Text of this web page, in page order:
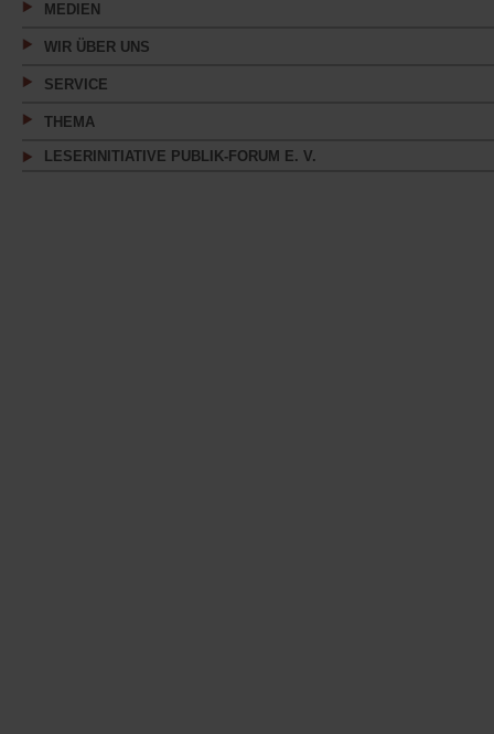
MEDIEN
WIR ÜBER UNS
SERVICE
THEMA
LESERINITIATIVE PUBLIK-FORUM E. V.